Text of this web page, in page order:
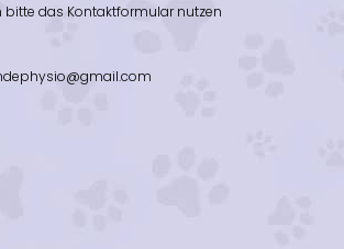
bitte das Kontaktformular nutzen